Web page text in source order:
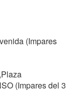
(Impares
(Impares del 3